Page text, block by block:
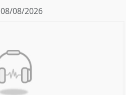
08/08/2026